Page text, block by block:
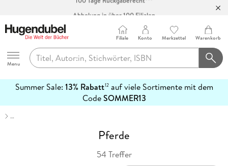
Abholung in über 100 Filialen
Hugendubel
Menu
Filiale Konto Merkzettel Warenkorb
Summer Sale: 13% Rabatt12auf viele Sortimente mit dem
CodeSOMMER13
erfahren
…
Pferde
54 Treffer